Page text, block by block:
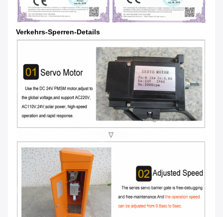
Verkehrs-Sperren-Details